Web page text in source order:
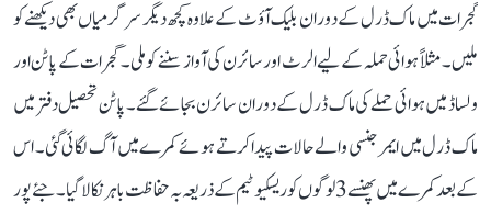
گجرات میں ماک ڈرل کے دوران بلیک آؤٹ کے علاوہ کچھ دیگر سرگرمیاں بھی دیکھنے کو
ملیں۔ مثلاً ہوائی حملہ کے لیے الرٹ اور سائرن کی آواز سننے کو ملی۔ گجرات کے پاٹن اور
ولساڈ میں ہوائی حملے کی ماک ڈرل کے دوران سائرن بجائے گئے۔ پاٹن تحصیل دفتر میں
ماک ڈرل میں ایمرجنسی والے حالات پیدا کرتے ہوئے کمرے میں آگ لگائی گئی۔ اس
کے بعد کمرے میں پھنسے 3 لوگوں کو ریسکیو ٹیم کے ذریعہ بہ حفاظت باہر نکالا گیا۔ جئے پور